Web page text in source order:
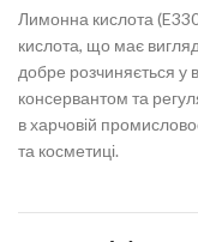
Лимонна кислота
кислота, що має
добре розчиняється у
консервантом та
в харчовій
та косметиці.